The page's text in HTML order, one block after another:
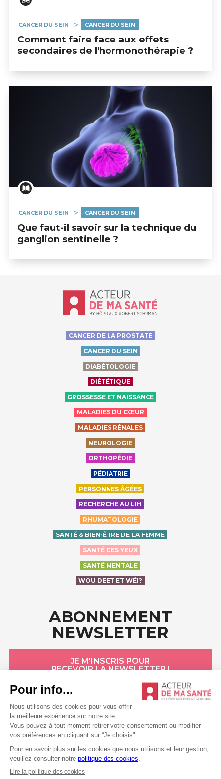
CANCER DU SEIN CANCER DU SEIN
Comment faire face aux effets
secondaires de l'hormonothérapie ?
CANCER DU SEIN CANCER DU SEIN
Que faut-il savoir sur la technique du
ganglion sentinelle ?
Accueil - Acteur de ma santé, by
CANCER DE LA PROSTATE
CANCER DU SEIN
DIABÉTOLOGIE
DIÉTÉTIQUE
GROSSESSE ET NAISSANCE
MALADIES DU CŒUR
MALADIES RÉNALES
NEUROLOGIE
ORTHOPÉDIE
PÉDIATRIE
PERSONNES ÂGÉES
RECHERCHE AU LIH
RHUMATOLOGIE
SANTÉ & BIEN-ÊTRE DE LA FEMME
SANTÉ DES YEUX
SANTÉ MENTALE
WOU DEET ET WÉI?
ABONNEMENT
NEWSLETTER
JE M'INSCRIS POUR
RECEVOIR LA NEWSLETTER !
HÔPITAUX ROBERT SCHUMAN
Politique de confidentialité
Politique de cookies
Conditions générales
Mentions légales
Déclaration sur l’accessibilité